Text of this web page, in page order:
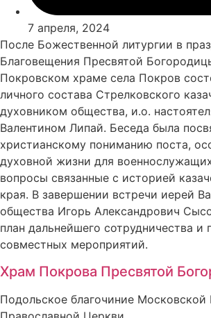
7 апреля, 2024
После Божественной литургии в
Благовещения Пресвятой
Покровском храме села Покров
личного состава Стрелковского
духовником общества, и.о.
Валентином Липай. Беседа была
христианскому пониманию поста,
духовной жизни для
вопросы связанные с историей
края. В завершении встречи иерей
общества Игорь Александрович
план дальнейшего сотрудничества и
совместных мероприятий.
Храм Покрова Пресвятой
Подольское благочиние Московской